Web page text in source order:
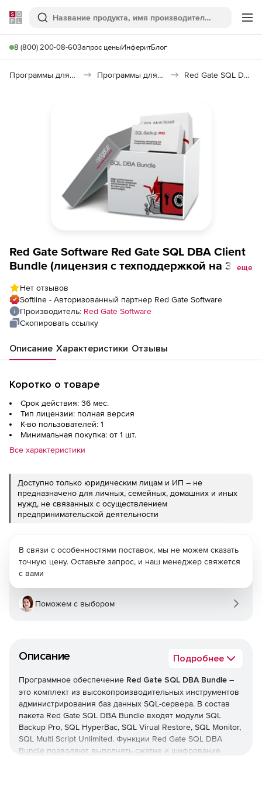
Softline
Поиск
8 (800) 200-08-60Запрос ценыИнферитБлог
Программы для программирования Программы для работы с базами данных Red Gate SQL DBA Bundle
Red Gate Software Red Gate SQL DBA Client
Bundle (лицензия с техподдержкой на 3
еще
Нет отзывов
Softline - Авторизованный партнер Red Gate Software
Производитель: Red Gate Software
Скопировать ссылку
Описание Характеристики Отзывы
Коротко о товаре
Срок действия: 36 мес.
Тип лицензии: полная версия
К-во пользователей: 1
Минимальная покупка: от 1 шт.
Все характеристики
Доступно только юридическим лицам и ИП – не
предназначено для личных, семейных, домашних и иных
нужд, не связанных с осуществлением
предпринимательской деятельности
Описание Подробнее
Программное обеспечение Red Gate SQL DBA Bundle –
это комплект из высокопроизводительных инструментов
администрирования баз данных SQL-сервера. В состав
пакета Red Gate SQL DBA Bundle входят модули SQL
Backup Pro, SQL HyperBac, SQL Virual Restore, SQL Monitor,
SQL Multi Script Unlimited. Функции Red Gate SQL DBA
Bundle позволяют выполнять сжатие и шифрование
В связи с особенностями поставок, мы не можем сказать
точную цену. Оставьте запрос, и наш менеджер свяжется
с вами
Поможем с выбором